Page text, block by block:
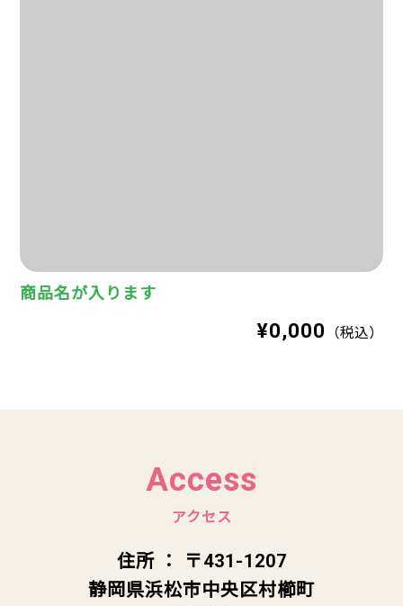
商品名が入ります
¥0,000 （税込）
Access
アクセス
住所 ： 〒431-1207
静岡県浜松市中央区村櫛町